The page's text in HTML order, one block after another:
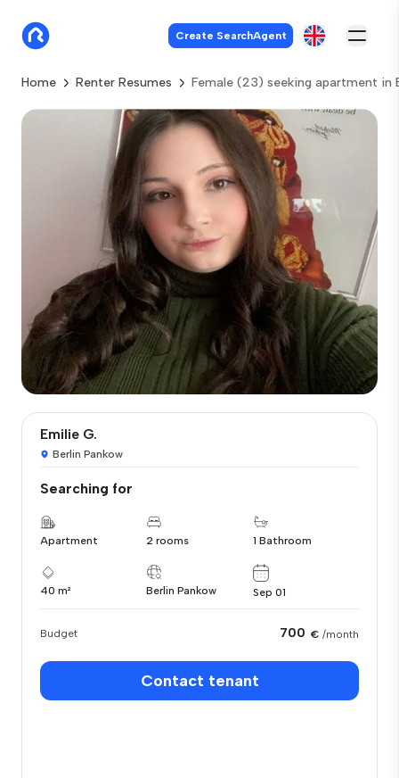
Create SearchAgent
Home Renter Resumes Female (23) seeking apartment in
Emilie G.
Berlin Pankow
Searching for
Apartment 2 rooms 1 Bathroom
40 m² Berlin Pankow Sep 01
Budget 700 € /month
Contact tenant